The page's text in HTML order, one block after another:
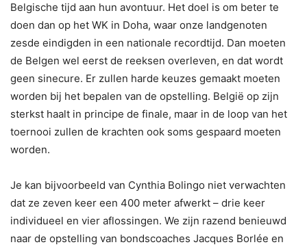
Belgische tijd aan hun avontuur. Het doel is om beter te
doen dan op het WK in Doha, waar onze landgenoten
zesde eindigden in een nationale recordtijd. Dan moeten
de Belgen wel eerst de reeksen overleven, en dat wordt
geen sinecure. Er zullen harde keuzes gemaakt moeten
worden bij het bepalen van de opstelling. België op zijn
sterkst haalt in principe de finale, maar in de loop van het
toernooi zullen de krachten ook soms gespaard moeten
worden.
Je kan bijvoorbeeld van Cynthia Bolingo niet verwachten
dat ze zeven keer een 400 meter afwerkt – drie keer
individueel en vier aflossingen. We zijn razend benieuwd
naar de opstelling van bondscoaches Jacques Borlée en